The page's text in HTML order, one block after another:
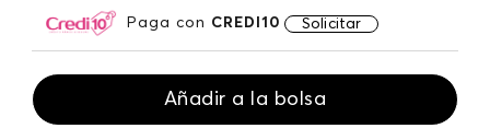
Paga con CREDI10 Solicitar
Añadir a la bolsa